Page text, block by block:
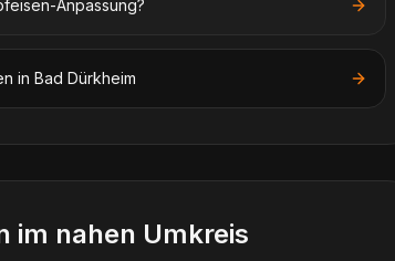
Anpassung?
in Bad Dürkheim
im nahen Umkreis